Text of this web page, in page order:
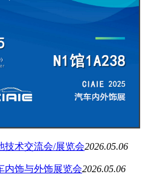
技术交流会/展览会2026.05.06
内饰与外饰展览会2026.05.06